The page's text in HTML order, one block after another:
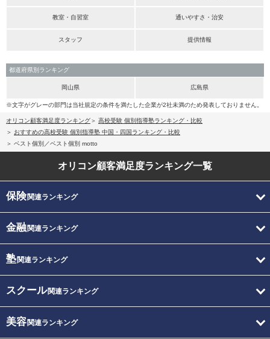
教室・自習室 通いやすさ・治安
スタッフ 提供情報
都道府県別ランキング
岡山県 広島県
※文字がグレーの部門は当社規定の条件を満たした企業が2社未満のため発表しておりません。
オリコン顧客満足度ランキング
高校受験 個別指導塾ランキング・比較
おすすめの高校受験 個別指導塾 中国・四国ランキング・比較
ベスト個別／ベスト個別 motto
オリコン顧客満足度ランキング一覧
保険関連ランキング
金融関連ランキング
塾関連ランキング
スクール関連ランキング
美容関連ランキング